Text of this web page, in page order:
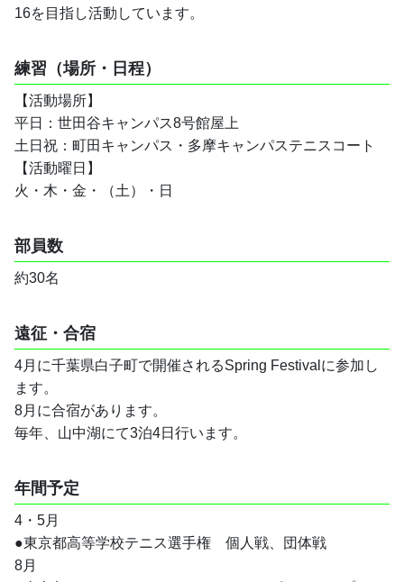
16を目指し活動しています。
練習（場所・日程）
【活動場所】
平日：世田谷キャンパス8号館屋上
土日祝：町田キャンパス・多摩キャンパステニスコート
【活動曜日】
火・木・金・（土）・日
部員数
約30名
遠征・合宿
4月に千葉県白子町で開催されるSpring Festivalに参加し
ます。
8月に合宿があります。
毎年、山中湖にて3泊4日行います。
年間予定
4・5月
●東京都高等学校テニス選手権　個人戦、団体戦
8月